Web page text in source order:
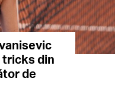
tricks din
de